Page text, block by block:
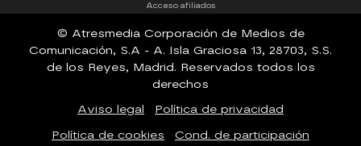
Acceso afiliados
© Atresmedia Corporación de Medios de
Comunicación, S.A - A. Isla Graciosa 13, 28703, S.S.
de los Reyes, Madrid. Reservados todos los
derechos
Aviso legal
Política de privacidad
Política de cookies
Cond. de participación